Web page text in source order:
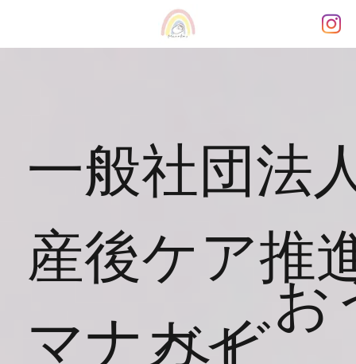
一般社団法
産後ケア推
マナカイ
ベビ
お